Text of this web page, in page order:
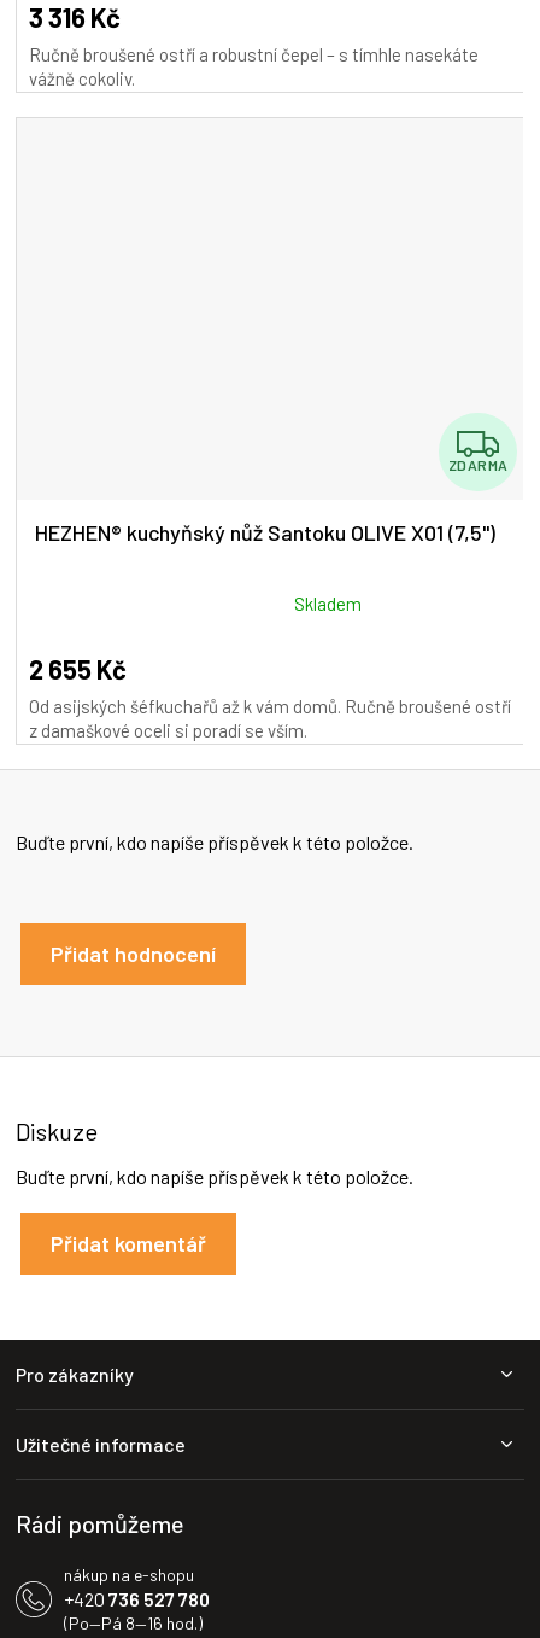
3 316 Kč
Ručně broušené ostří a robustní čepel – s tímhle nasekáte
vážně cokoliv.
Z
D
ZDARMA
HEZHEN® kuchyňský nůž Santoku OLIVE X01 (7,5")
produktu
je
5,0
z
Skladem
2 655 Kč
Od asijských šéfkuchařů až k vám domů. Ručně broušené ostří
z damaškové oceli si poradí se vším.
Buďte první, kdo napíše příspěvek k této položce.
Přidat hodnocení
Diskuze
Buďte první, kdo napíše příspěvek k této položce.
Přidat komentář
Pro zákazníky
Užitečné informace
Rádi pomůžeme
nákup na e-shopu
+420 736 527 780
(Po—Pá 8—16 hod.)